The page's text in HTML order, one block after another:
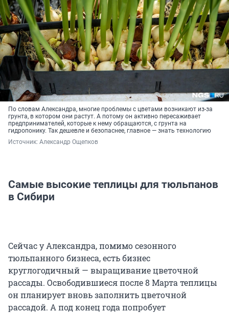
По словам Александра, многие проблемы с цветами возникают из-за
грунта, в котором они растут. А потому он активно пересаживает
предпринимателей, которые к нему обращаются, с грунта на
гидропонику. Так дешевле и безопаснее, главное — знать технологию
Источник: Александр Ощепков
Самые высокие теплицы для тюльпанов
в Сибири
Сейчас у Александра, помимо сезонного
тюльпанного бизнеса, есть бизнес
круглогодичный — выращивание цветочной
рассады. Освободившиеся после 8 Марта теплицы
он планирует вновь заполнить цветочной
рассадой. А под конец года попробует